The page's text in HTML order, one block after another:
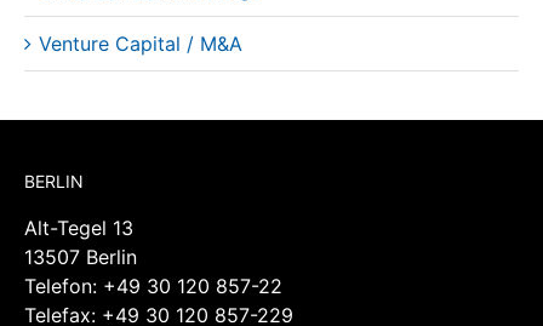
Venture Capital / M&A
BERLIN
Alt-Tegel 13
13507 Berlin
Telefon: +49 30 120 857-22
Telefax: +49 30 120 857-229